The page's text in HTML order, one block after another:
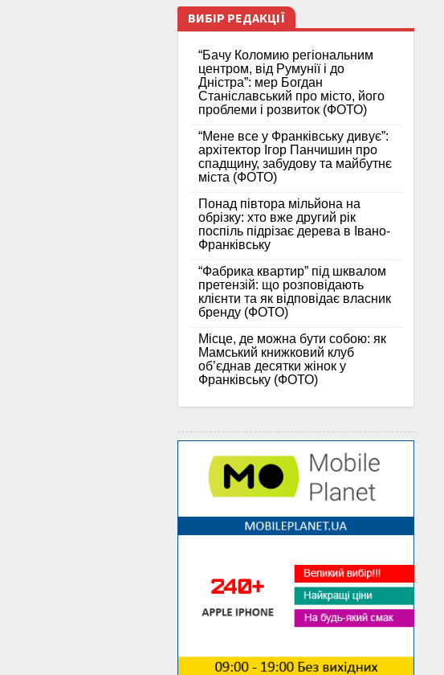
ВИБІР РЕДАКЦІЇ
“Бачу Коломию регіональним
центром, від Румунії і до
Дністра”: мер Богдан
Станіславський про місто, його
проблеми і розвиток (ФОТО)
“Мене все у Франківську дивує”:
архітектор Ігор Панчишин про
спадщину, забудову та майбутнє
міста (ФОТО)
Понад півтора мільйона на
обрізку: хто вже другий рік
поспіль підрізає дерева в Івано-
Франківську
“Фабрика квартир” під шквалом
претензій: що розповідають
клієнти та як відповідає власник
бренду (ФОТО)
Місце, де можна бути собою: як
Мамський книжковий клуб
об’єднав десятки жінок у
Франківську (ФОТО)